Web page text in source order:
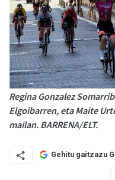
Regina Gonzalez
Elgoibarren, eta Maite
mailan. BARRENA/ELT.
Gehitu gaitzazu